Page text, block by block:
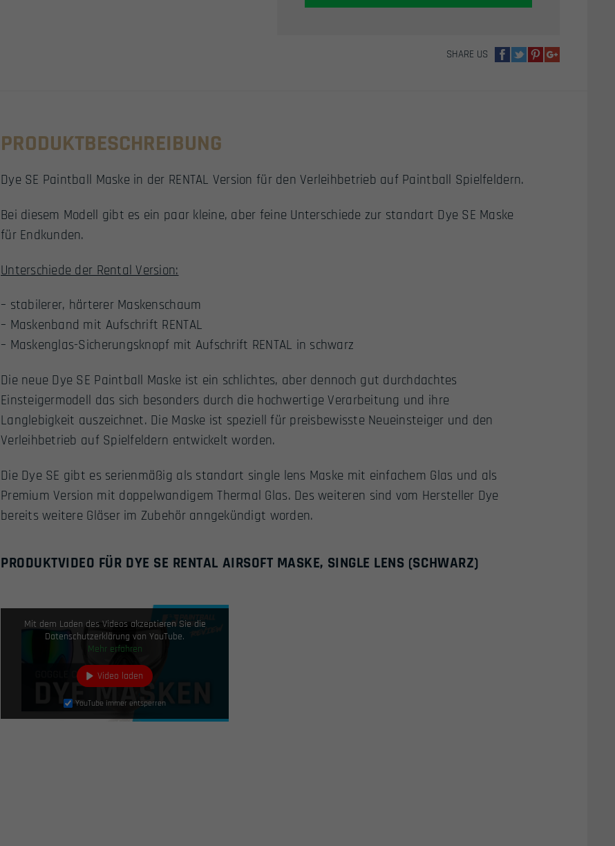
SHARE US
PRODUKTBESCHREIBUNG
Dye SE Paintball Maske in der RENTAL Version für den Verleihbetrieb auf Paintball Spielfeldern.
Bei diesem Modell gibt es ein paar kleine, aber feine Unterschiede zur standart Dye SE Maske
für Endkunden.
Unterschiede der Rental Version:
– stabilerer, härterer Maskenschaum
– Maskenband mit Aufschrift RENTAL
– Maskenglas-Sicherungsknopf mit Aufschrift RENTAL in schwarz
Die neue Dye SE Paintball Maske ist ein schlichtes, aber dennoch gut durchdachtes
Einsteigermodell das sich besonders durch die hochwertige Verarbeitung und ihre
Langlebigkeit auszeichnet. Die Maske ist speziell für preisbewisste Neueinsteiger und den
Verleihbetrieb auf Spielfeldern entwickelt worden.
Die Dye SE gibt es serienmäßig als standart single lens Maske mit einfachem Glas und als
Premium Version mit doppelwandigem Thermal Glas. Des weiteren sind vom Hersteller Dye
bereits weitere Gläser im Zubehör anngekündigt worden.
PRODUKTVIDEO FÜR DYE SE RENTAL AIRSOFT MASKE, SINGLE LENS (SCHWARZ)
Mit dem Laden des Videos akzeptieren Sie die
Datenschutzerklärung von YouTube.
Mehr erfahren
Video laden
YouTube immer entsperren